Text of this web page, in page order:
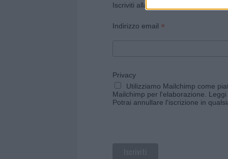
Iscriviti alla newsletter di Gallura
Indirizzo email *
Privacy
Utilizziamo Mailchimp come
Mailchimp per l'elaborazione.
Potrai annullare l'iscrizione in